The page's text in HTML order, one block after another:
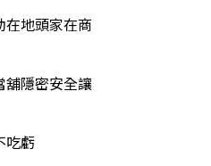
在地頭家在商
舖隱密安全讓
吃虧